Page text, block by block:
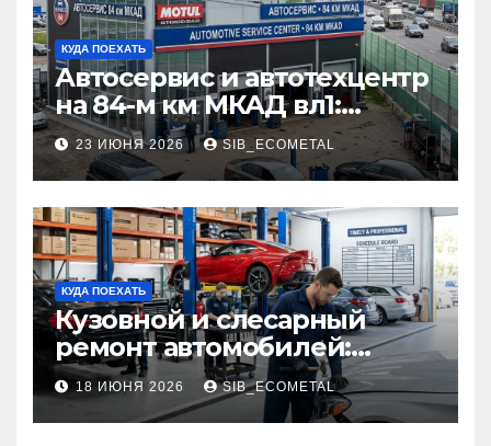
КУДА ПОЕХАТЬ
Автосервис и автотехцентр
на 84-м км МКАД вл1:
описание услуг и режим
работы
23 ИЮНЯ 2026 SIB_ECOMETAL
КУДА ПОЕХАТЬ
Кузовной и слесарный
ремонт автомобилей:
наличие оригинальных
запчастей производителя
и сроки выполнения работ
18 ИЮНЯ 2026 SIB_ECOMETAL